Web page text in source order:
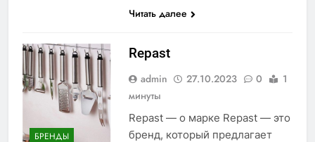
Читать далее
БРЕНДЫ
Repast
admin 27.10.2023 0
1
минуты
Repast — о марке Repast — это
бренд, который предлагает